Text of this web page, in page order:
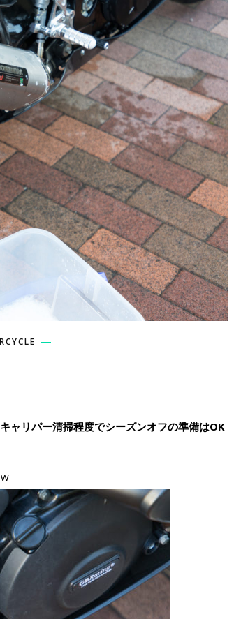
ャリパー清掃程度でシーズンオフの準備はOK